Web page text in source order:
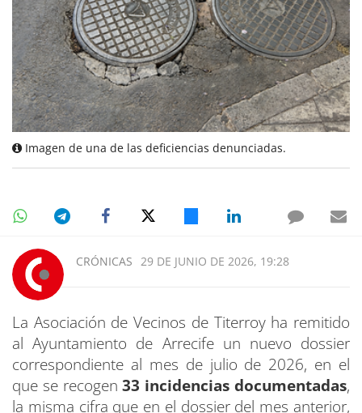
Imagen de una de las deficiencias denunciadas.
CRÓNICAS 29 DE JUNIO DE 2026, 19:28
La Asociación de Vecinos de Titerroy ha remitido
al Ayuntamiento de Arrecife un nuevo dossier
correspondiente al mes de julio de 2026, en el
que se recogen33 incidencias documentadas,
la misma cifra que en el dossier del mes anterior,